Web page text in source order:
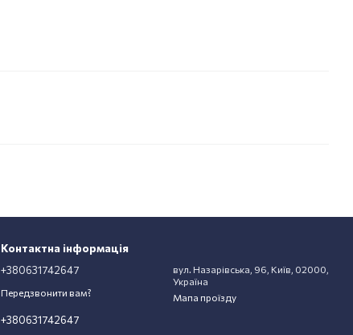
Контактна інформація
+380631742647
Передзвонити вам?
+380631742647
вул. Назарівська, 96, Київ, 02000,
Україна
Мапа проїзду